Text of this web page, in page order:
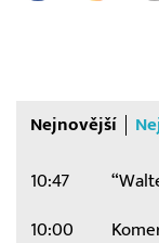
Nejnovější
10:47
10:00